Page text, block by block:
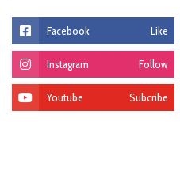
Facebook Like
Instagram Follow
Youtube Subcribe